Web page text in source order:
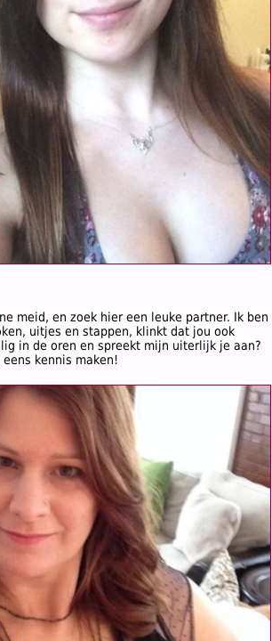
meid, en zoek hier een leuke partner. Ik ben
uitjes en stappen, klinkt dat jou ook
in de oren en spreekt mijn uiterlijk je aan?
kennis maken!